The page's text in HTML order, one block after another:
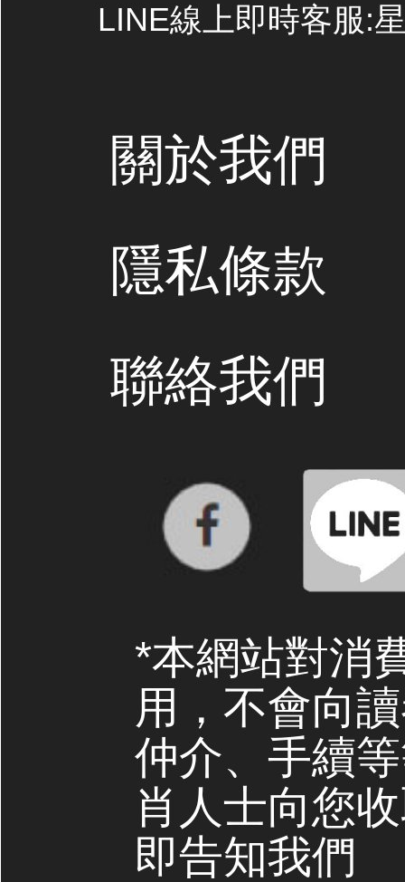
LINE線上即時客服:
關於我們
隱私條款
聯絡我們
*本網站對消
用，不會向
仲介、手續
肖人士向您
即告知我們